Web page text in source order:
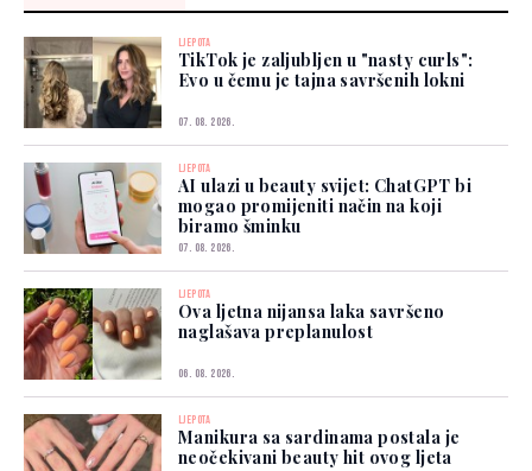
LJEPOTA
TikTok je zaljubljen u "nasty curls":
Evo u čemu je tajna savršenih lokni
07. 08. 2026.
LJEPOTA
AI ulazi u beauty svijet: ChatGPT bi
mogao promijeniti način na koji
biramo šminku
07. 08. 2026.
LJEPOTA
Ova ljetna nijansa laka savršeno
naglašava preplanulost
06. 08. 2026.
LJEPOTA
Manikura sa sardinama postala je
neočekivani beauty hit ovog ljeta